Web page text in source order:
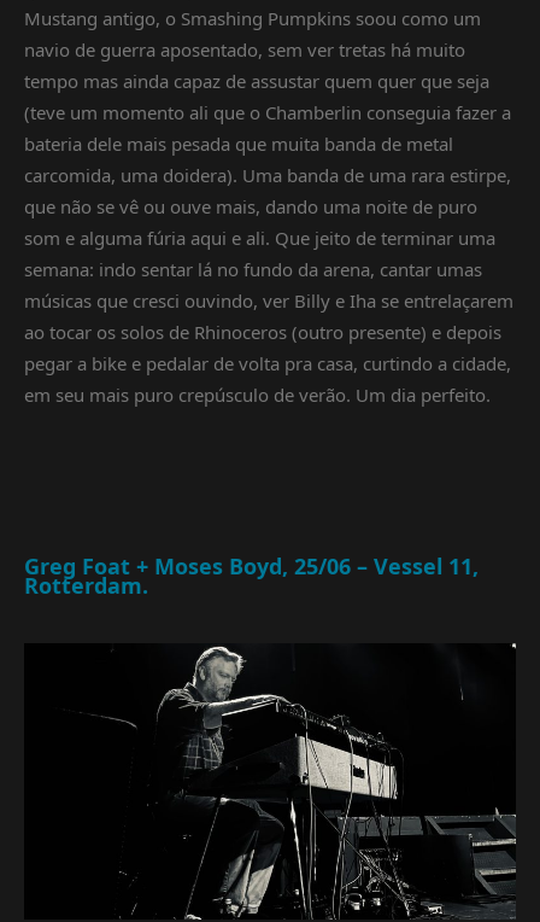
Mustang antigo, o Smashing Pumpkins soou como um
navio de guerra aposentado, sem ver tretas há muito
tempo mas ainda capaz de assustar quem quer que seja
(teve um momento ali que o Chamberlin conseguia fazer a
bateria dele mais pesada que muita banda de metal
carcomida, uma doidera). Uma banda de uma rara estirpe,
que não se vê ou ouve mais, dando uma noite de puro
som e alguma fúria aqui e ali. Que jeito de terminar uma
semana: indo sentar lá no fundo da arena, cantar umas
músicas que cresci ouvindo, ver Billy e Iha se entrelaçarem
ao tocar os solos de Rhinoceros (outro presente) e depois
pegar a bike e pedalar de volta pra casa, curtindo a cidade,
em seu mais puro crepúsculo de verão. Um dia perfeito.
Greg Foat + Moses Boyd, 25/06 – Vessel 11,
Rotterdam.